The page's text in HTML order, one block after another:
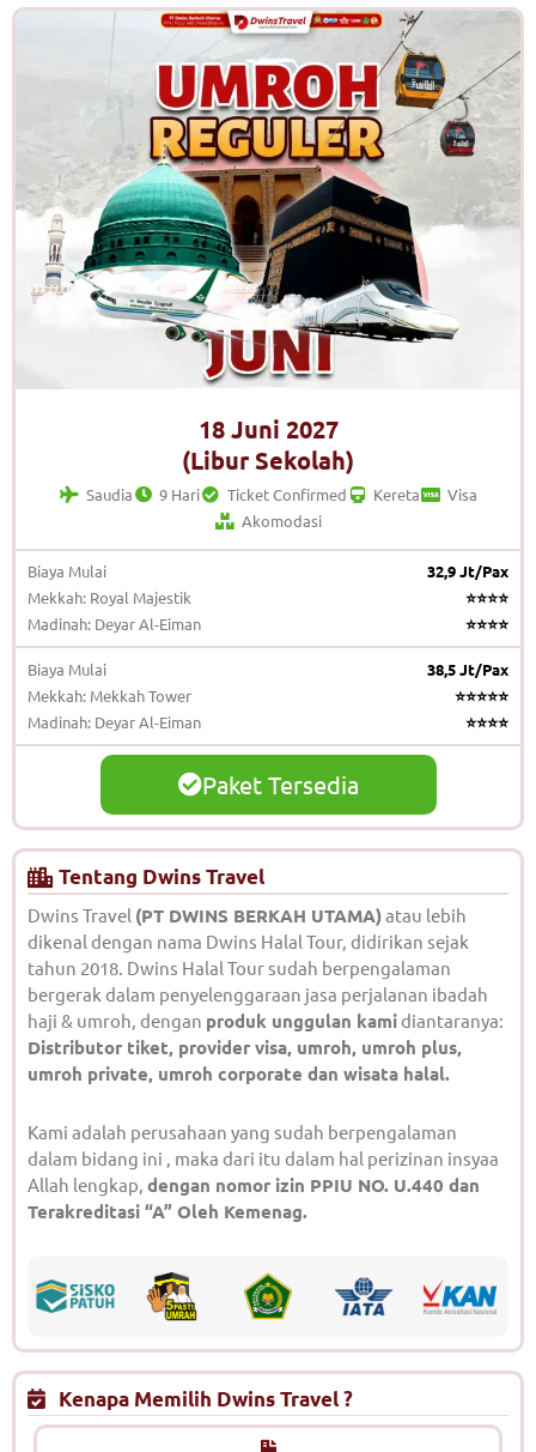
18 Juni 2027
(Libur Sekolah)
Saudia 9 Hari Ticket Confirmed Kereta
Visa
Akomodasi
Biaya Mulai
32,9 Jt/Pax
Mekkah: Royal Majestik
⭐⭐⭐⭐
Madinah: Deyar Al-Eiman
⭐⭐⭐⭐
Biaya Mulai
38,5 Jt/Pax
Mekkah: Mekkah Tower
⭐⭐⭐⭐⭐
Madinah: Deyar Al-Eiman
⭐⭐⭐⭐
Paket Tersedia
Tentang Dwins Travel
Dwins Travel (PT DWINS BERKAH UTAMA)atau lebih
dikenal dengan nama Dwins Halal Tour, didirikan sejak
tahun 2018. Dwins Halal Tour sudah berpengalaman
bergerak dalam penyelenggaraan jasa perjalanan ibadah
haji & umroh, dengan produk unggulan kamidiantaranya:
Distributor tiket, provider visa, umroh, umroh plus,
umroh private, umroh corporate dan wisata halal.
Kami adalah perusahaan yang sudah berpengalaman
dalam bidang ini , maka dari itu dalam hal perizinan insyaa
Allah lengkap, dengan nomor izin PPIU NO. U.440 dan
Terakreditasi “A” Oleh Kemenag.
Kenapa Memilih Dwins Travel ?